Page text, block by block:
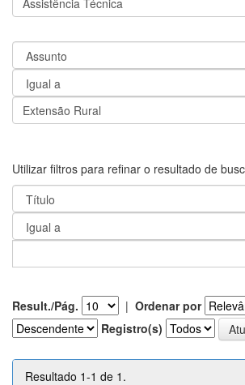
Utilizar filtros para refinar o resultado de
Result./Pág. | Ordenar por
Registro(s)
Resultado 1-1 de 1.